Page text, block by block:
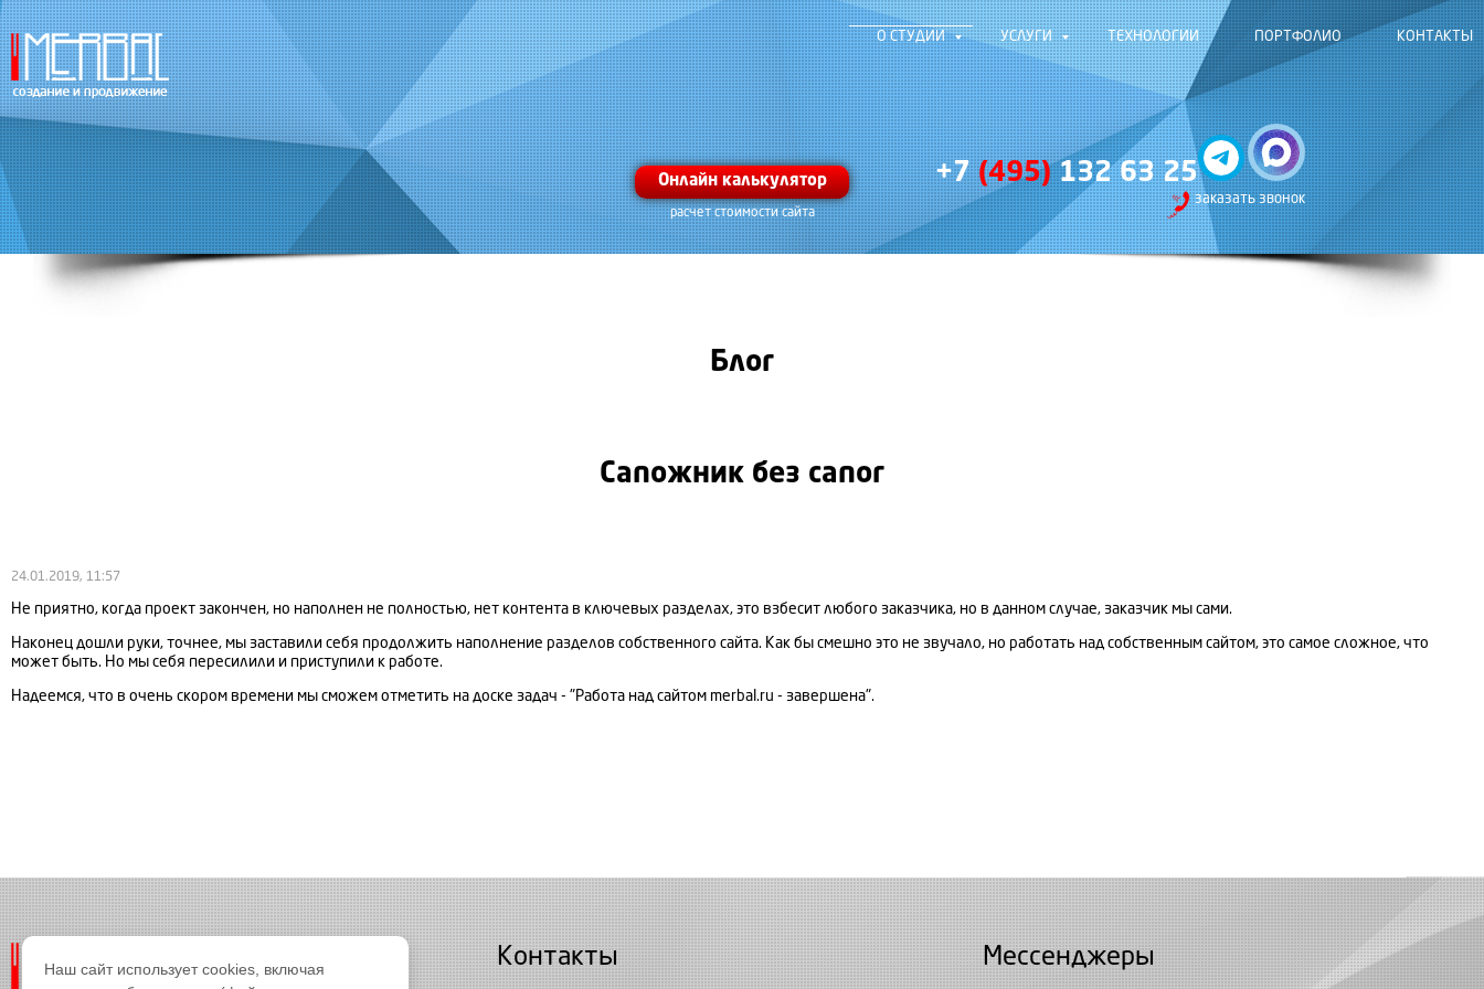
О СТУДИИ УСЛУГИ ТЕХНОЛОГИИ ПОРТФОЛИО КОНТАКТЫ
Онлайн калькулятор
расчет стоимости сайта
+7(495)132 63 25
заказать звонок
Блог
Сапожник без сапог
24.01.2019, 11:57
Не приятно, когда проект закончен, но наполнен не полностью, нет контента в ключевых разделах, это взбесит любого заказчика, но в данном случае, заказчик мы сами.
Наконец дошли руки, точнее, мы заставили себя продолжить наполнение разделов собственного сайта. Как бы смешно это не звучало, но работать над собственным сайтом, это самое сложное, что
может быть. Но мы себя пересилили и приступили к работе.
Надеемся, что в очень скором времени мы сможем отметить на доске задач - "Работа над сайтом merbal.ru - завершена".
Контакты Мессенджеры
Наш сайт использует cookies, включая